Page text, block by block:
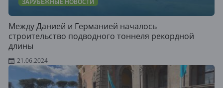
ЗАРУБЕЖНЫЕ НОВОСТИ
Между Данией и Германией началось
строительство подводного тоннеля рекордной
длины
21.06.2024